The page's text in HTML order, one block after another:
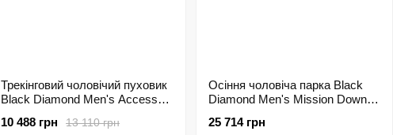
Трекінговий чоловічий пуховик
Black Diamond Men's Access
(793661663096)13 110 грн
10 488 грн
Осіння чоловіча парка Black
Diamond Men's Mission Down
(793661703884)
25 714 грн